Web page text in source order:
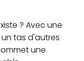
? Avec une
tas d'autres
une